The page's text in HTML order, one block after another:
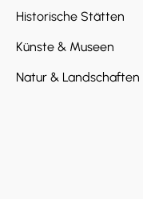
Historische Stätten
Künste & Museen
Natur & Landschaften